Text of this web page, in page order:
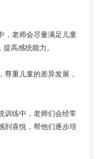
，老师会尽量满足儿童
高感统能力。
重儿童的差异发展，
训练中，老师们会经常
到喜悦，帮他们逐步培